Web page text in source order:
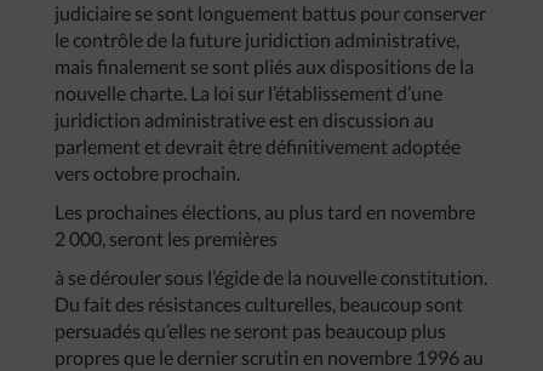
judiciaire se sont longuement battus pour conserver
le contrôle de la future juridiction administrative,
mais finalement se sont pliés aux dispositions de la
nouvelle charte. La loi sur l’établissement d’une
juridiction administrative est en discussion au
parlement et devrait être définitivement adoptée
vers octobre prochain.
Les prochaines élections, au plus tard en novembre
2 000, seront les premières
à se dérouler sous l’égide de la nouvelle constitution.
Du fait des résistances culturelles, beaucoup sont
persuadés qu’elles ne seront pas beaucoup plus
propres que le dernier scrutin en novembre 1996 au